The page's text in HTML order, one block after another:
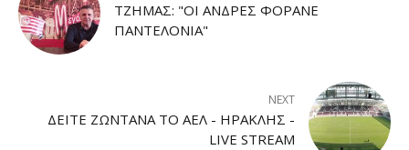
ΤΖΉΜΑΣ: "ΟΙ ΆΝΔΡΕΣ ΦΟΡΆΝΕ
ΠΑΝΤΕΛΌΝΙΑ"
NEXT
ΔΕΊΤΕ ΖΩΝΤΑΝΆ ΤΟ ΑΕΛ - ΗΡΑΚΛΉΣ -
LIVE STREAM